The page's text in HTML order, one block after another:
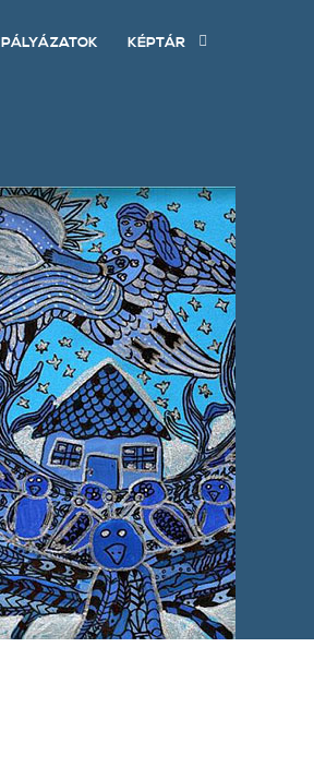
PÁLYÁZATOK KÉPTÁR